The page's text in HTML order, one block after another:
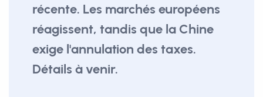
récente. Les marchés européens
réagissent, tandis que la Chine
exige l'annulation des taxes.
Détails à venir.